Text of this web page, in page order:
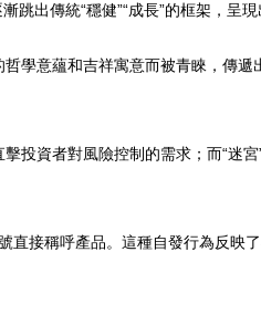
出傳統“穩健”“成長”的框架，呈
學意蘊和吉祥寓意而被青睞，傳
投資者對風險控制的需求；而“迷
接稱呼產品。這種自發行為反映